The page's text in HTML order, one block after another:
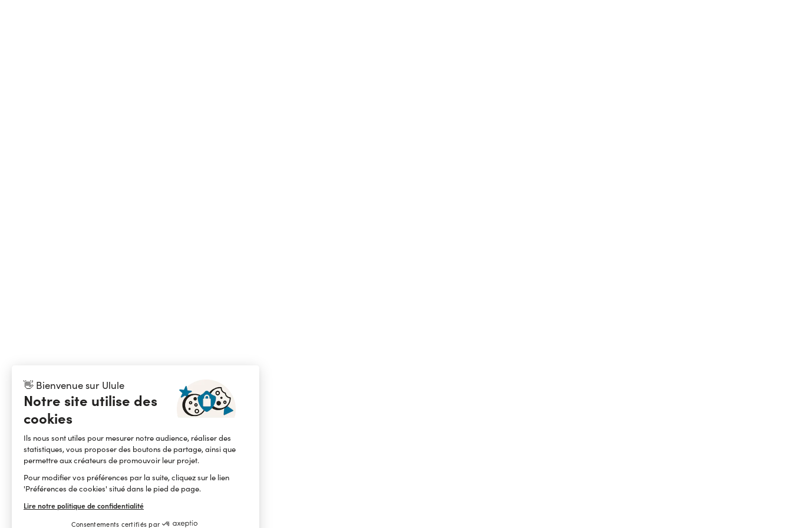
👋 Bienvenue sur Ulule
Notre site utilise des
cookies
Ils nous sont utiles pour mesurer notre audience, réaliser des
statistiques, vous proposer des boutons de partage, ainsi que
permettre aux créateurs de promouvoir leur projet.
Pour modifier vos préférences par la suite, cliquez sur le lien
'Préférences de cookies' situé dans le pied de page.
Lire notre politique de confidentialité
Consentements certifiés par